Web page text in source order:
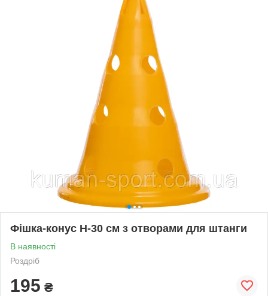
Фішка-конус Н-30 см з отворами для штанги
В наявності
Роздріб
195 ₴